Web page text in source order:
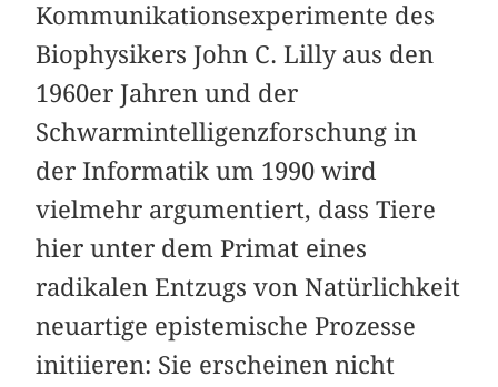
Kommunikationsexperimente des
Biophysikers John C. Lilly aus den
1960er Jahren und der
Schwarmintelligenzforschung in
der Informatik um 1990 wird
vielmehr argumentiert, dass Tiere
hier unter dem Primat eines
radikalen Entzugs von Natürlichkeit
neuartige epistemische Prozesse
initiieren: Sie erscheinen nicht